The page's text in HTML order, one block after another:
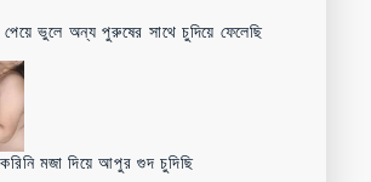
পেয়ে ভুলে অন্য পুরুষের সাথে চুদিয়ে ফেলেছি
মজা দিয়ে আপুর গুদ চুদিছি